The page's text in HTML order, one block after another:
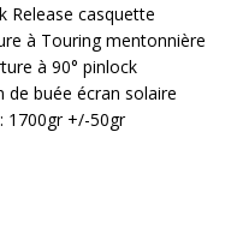
Release casquette
à Touring mentonnière
à 90° pinlock
buée écran solaire
1700gr +/-50gr